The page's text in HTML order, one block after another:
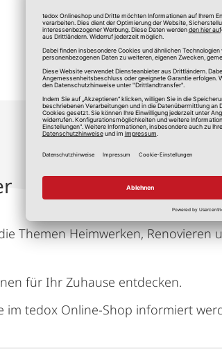
*Alle Preise in Euro, inkl.
Themen Heimwerken, Renovieren
für Ihr Zuhause entdecken.
im tedox Online-Shop informiert